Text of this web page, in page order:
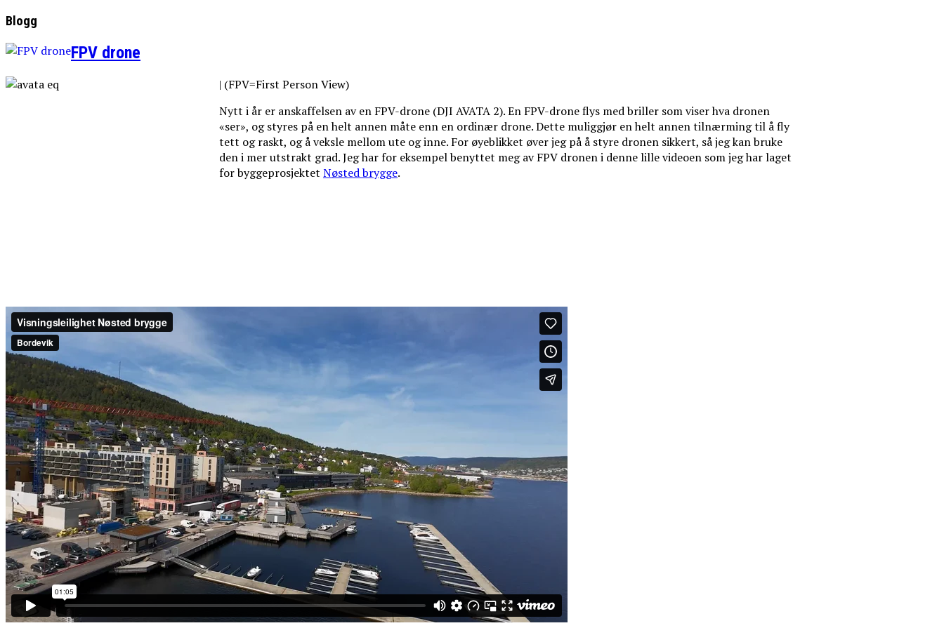
Blogg
FPV drone
| (FPV=First Person View)
Nytt i år er anskaffelsen av en FPV-drone (DJI AVATA 2). En FPV-drone flys med briller som viser hva dronen
«ser», og styres på en helt annen måte enn en ordinær drone. Dette muliggjør en helt annen tilnærming til å fly
tett og raskt, og å veksle mellom ute og inne. For øyeblikket øver jeg på å styre dronen sikkert, så jeg kan bruke
den i mer utstrakt grad. Jeg har for eksempel benyttet meg av FPV dronen i denne lille videoen som jeg har laget
for byggeprosjektet Nøsted brygge.